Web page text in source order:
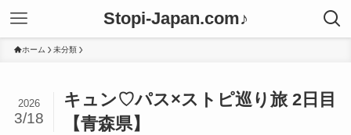
Stopi-Japan.com♪
ホーム 未分類
キュン♡パス×ストピ巡り旅 2日目
【青森県】
2026
3/18